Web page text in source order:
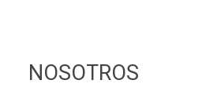
NOSOTROS